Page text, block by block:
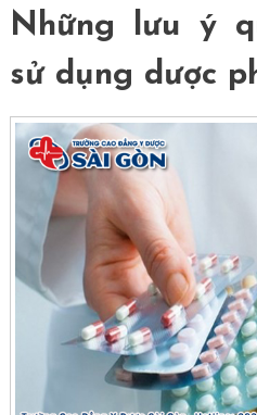
Những lưu ý
sử dụng dược